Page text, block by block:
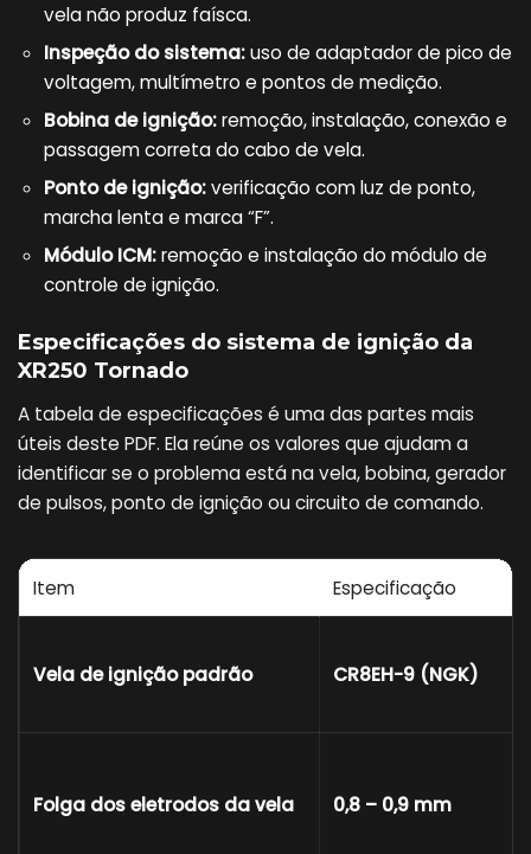
vela não produz faísca.
Inspeção do sistema:uso de adaptador de pico de
voltagem, multímetro e pontos de medição.
Bobina de ignição:remoção, instalação, conexão e
passagem correta do cabo de vela.
Ponto de ignição:verificação com luz de ponto,
marcha lenta e marca “F”.
Módulo ICM:remoção e instalação do módulo de
controle de ignição.
Especificações do sistema de ignição da
XR250 Tornado
A tabela de especificações é uma das partes mais
úteis deste PDF. Ela reúne os valores que ajudam a
identificar se o problema está na vela, bobina, gerador
de pulsos, ponto de ignição ou circuito de comando.
Item Especificação
Vela de ignição padrão CR8EH-9 (NGK)
Folga dos eletrodos da vela 0,8 – 0,9 mm